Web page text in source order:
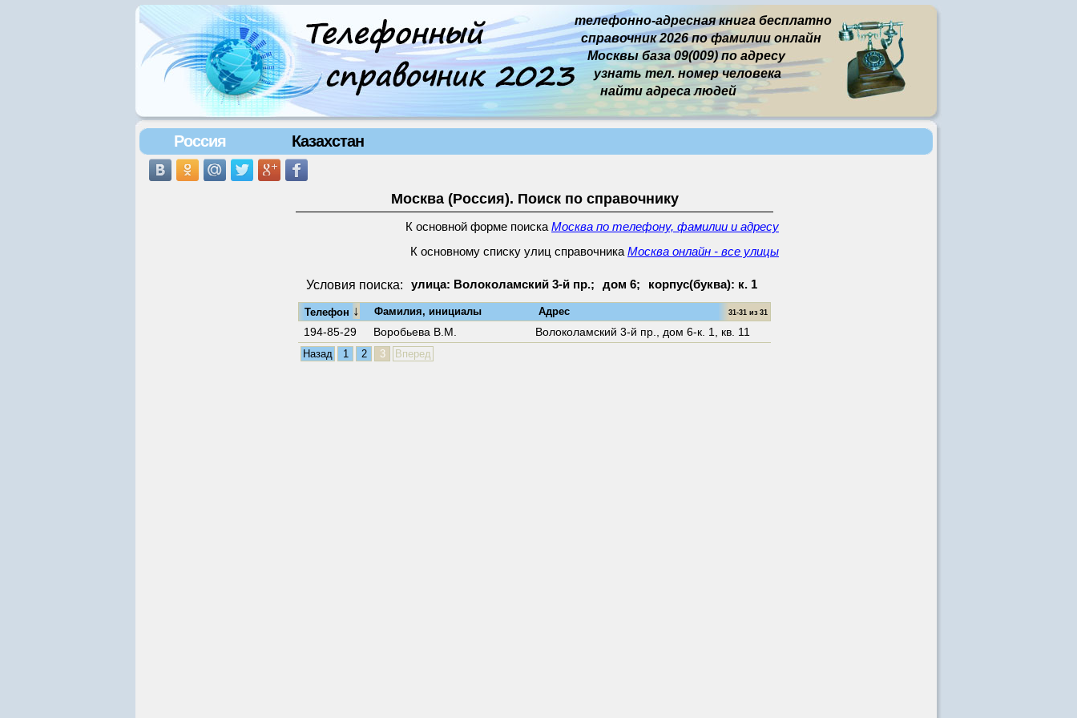
телефонно-адресная книга бесплатно
справочник 2026 по фамилии онлайн
Москвы база 09(009) по адресу
узнать тел. номер человека
найти адреса людей
Россия Казахстан
Москва (Россия). Поиск по справочнику
К основной форме поиска Москва по телефону, фамилии и адресу
К основному списку улиц справочника Москва онлайн - все улицы
Условия поиска: улица: Волоколамский 3-й пр.; дом 6; корпус(буква): к. 1
Телефон ↓ Фамилия, инициалы Адрес 31-31 из 31
194-85-29 Воробьева В.М. Волоколамский 3-й пр., дом 6-к. 1 кв. 11
Назад 1 2 3 Вперед